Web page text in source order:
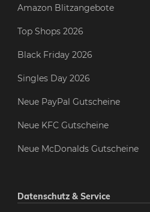
Amazon Blitzangebote
Top Shops 2026
Black Friday 2026
Singles Day 2026
Neue PayPal Gutscheine
Neue KFC Gutscheine
Neue McDonalds Gutscheine
Datenschutz & Service